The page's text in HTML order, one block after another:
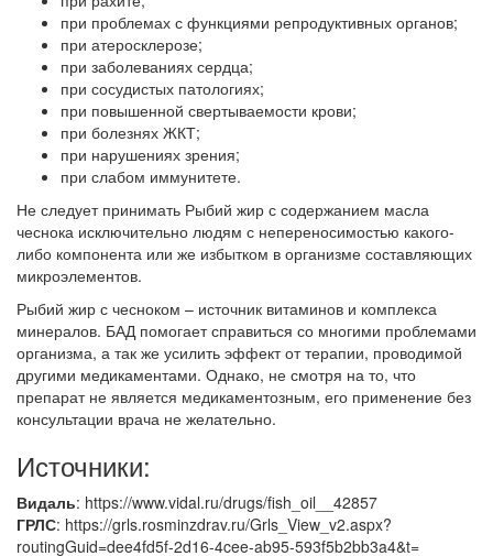
при проблемах с функциями репродуктивных органов;
при атеросклерозе;
при заболеваниях сердца;
при сосудистых патологиях;
при повышенной свертываемости крови;
при болезнях ЖКТ;
при нарушениях зрения;
при слабом иммунитете.
Не следует принимать Рыбий жир с содержанием масла
чеснока исключительно людям с непереносимостью какого-
либо компонента или же избытком в организме составляющих
микроэлементов.
Рыбий жир с чесноком – источник витаминов и комплекса
минералов. БАД помогает справиться со многими проблемами
организма, а так же усилить эффект от терапии, проводимой
другими медикаментами. Однако, не смотря на то, что
препарат не является медикаментозным, его применение без
консультации врача не желательно.
Источники:
Видаль: https://www.vidal.ru/drugs/fish_oil__42857
ГРЛС: https://grls.rosminzdrav.ru/Grls_View_v2.aspx?
routingGuid=dee4fd5f-2d16-4cee-ab95-593f5b2bb3a4&t=